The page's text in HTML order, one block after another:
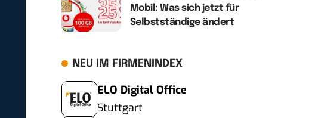
Mobil: Was sich jetzt für
Selbstständige ändert
NEU IM FIRMENINDEX
ELO Digital Office
Stuttgart